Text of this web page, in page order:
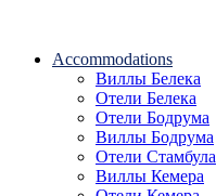
Accommodations
Виллы Белека
Отели Белека
Отели Бодрума
Виллы Бодрума
Отели Стамбула
Виллы Кемера